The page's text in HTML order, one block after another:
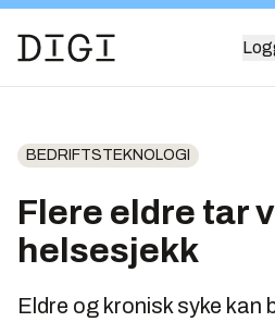
BEDRIFTSTEKNOLOGI
Flere eldre tar
helsesjekk
Eldre og kronisk syke kan